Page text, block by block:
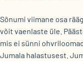
Sõnumi viimane osa
võit vaenlaste üle.
mis ei sünni
Jumala halastusest.